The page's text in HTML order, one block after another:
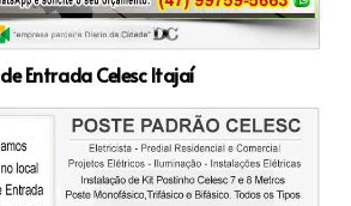
Entrada Celesc Itajaí